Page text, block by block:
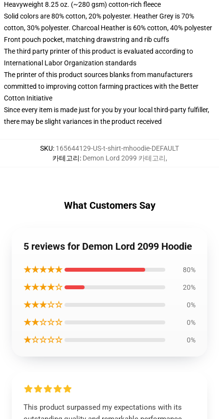
Heavyweight 8.25 oz. (~280 gsm) cotton-rich fleece
Solid colors are 80% cotton, 20% polyester. Heather Grey is 70%
cotton, 30% polyester. Charcoal Heather is 60% cotton, 40% polyester
Front pouch pocket, matching drawstring and rib cuffs
The third party printer of this product is evaluated according to
International Labor Organization standards
The printer of this product sources blanks from manufacturers
committed to improving cotton farming practices with the Better
Cotton Initiative
Since every item is made just for you by your local third-party fulfiller,
there may be slight variances in the product received
SKU: 165644129-US-t-shirt-mhoodie-DEFAULT
카테고리: Demon Lord 2099 카테고리,
What Customers Say
5 reviews for Demon Lord 2099 Hoodie
★★★★★ 80%
★★★★☆ 20%
★★★☆☆ 0%
★★☆☆☆ 0%
★☆☆☆☆ 0%
This product surpassed my expectations with its